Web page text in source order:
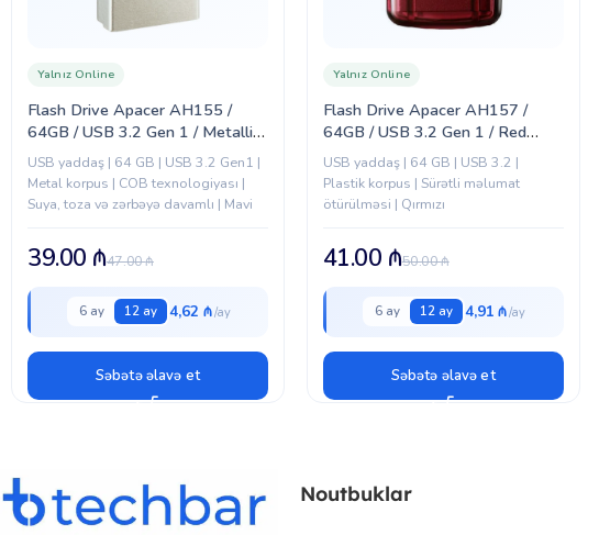
Flash Drive Apacer AH155 /
64GB / USB 3.2 Gen 1 / Metallic,
Blue (AP64GAH155U-1)
Yalnız Online
USB yaddaş | 64 GB | USB 3.2 Gen1 |
Metal korpus | COB texnologiyası |
Suya, toza və zərbəyə davamlı | Mavi
47.00₼
39.00 ₼
6 ay 12 ay 4,62 ₼
Səbətə əlavə et
Flash Drive Apacer AH157 /
64GB / USB 3.2 Gen 1 / Red
(AP64GAH157R-1)
Yalnız Online
USB yaddaş | 64 GB | USB 3.2 |
Plastik korpus | Sürətli məlumat
ötürülməsi | Qırmızı
50.00₼
41.00 ₼
6 ay 12 ay 4,91 ₼
Səbətə əlavə et
Noutbuklar